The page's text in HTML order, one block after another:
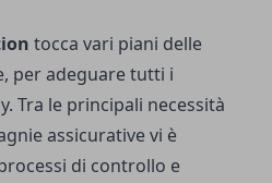
tocca vari piani delle
per adeguare tutti i
Tra le principali necessità
assicurative vi è
di controllo e